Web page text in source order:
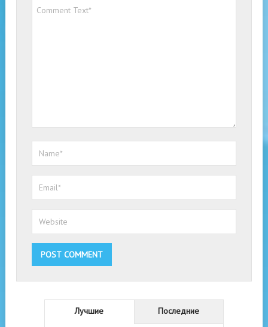
Лучшие Последние